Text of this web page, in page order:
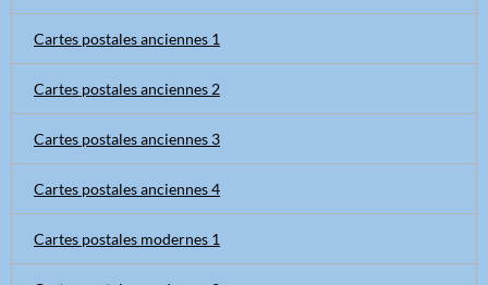
Cartes postales anciennes 1
Cartes postales anciennes 2
Cartes postales anciennes 3
Cartes postales anciennes 4
Cartes postales modernes 1